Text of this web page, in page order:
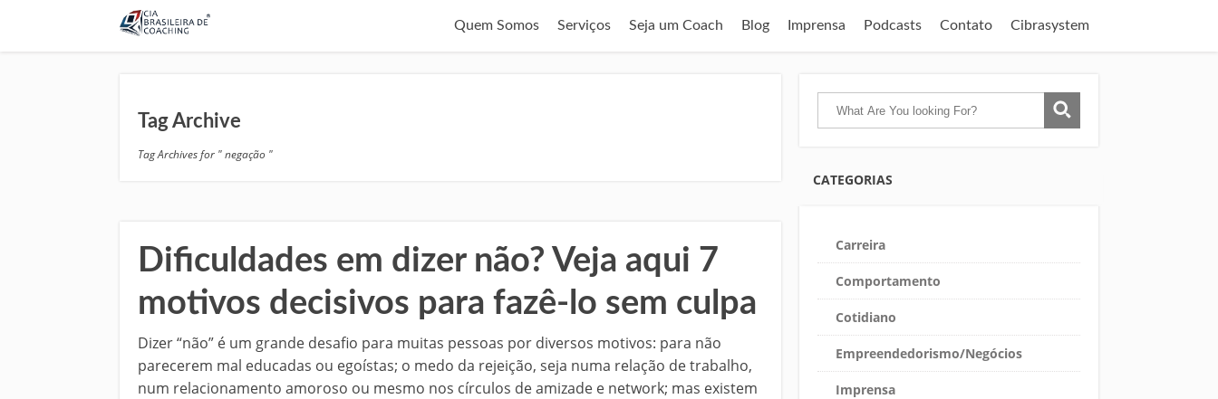
Quem Somos Serviços Seja um Coach Blog Imprensa Podcasts Contato Cibrasystem
Tag Archive
Tag Archives for " negação "
Dificuldades em dizer não? Veja aqui 7
motivos decisivos para fazê-lo sem culpa
Dizer “não” é um grande desafio para muitas pessoas por diversos motivos: para não
parecerem mal educadas ou egoístas; o medo da rejeição, seja numa relação de trabalho,
num relacionamento amoroso ou mesmo nos círculos de amizade e network; mas existem
CATEGORIAS
Carreira
Comportamento
Cotidiano
Empreendedorismo/Negócios
Imprensa